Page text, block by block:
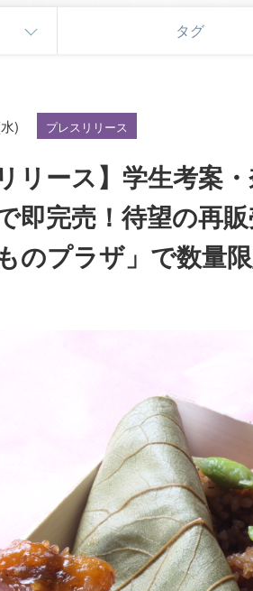
タグ
) プレスリリース
リース】学生考案
即完売！待望の再
のプラザ」で数量